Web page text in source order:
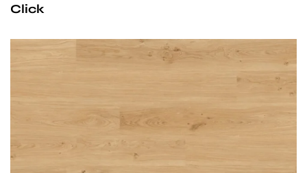
Click
Przy zachowaniu określonych warunków panele mogą